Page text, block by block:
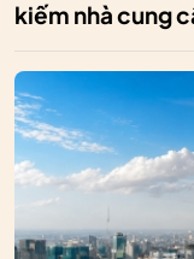
kiếm nhà cung